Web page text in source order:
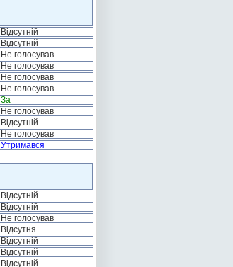
Відсутній
Відсутній
Не голосував
Не голосував
Не голосував
Не голосував
За
Не голосував
Відсутній
Не голосував
Утримався
Відсутній
Відсутній
Не голосував
Відсутня
Відсутній
Відсутній
Відсутній